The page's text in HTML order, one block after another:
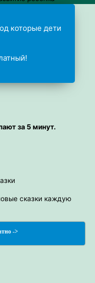
которые дети
за 5 минут.
сказки каждую
->